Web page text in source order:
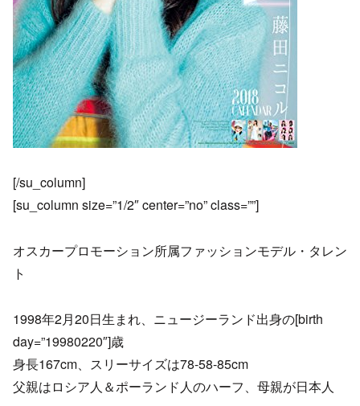
[/su_column]
[su_column size=”1/2″ center=”no” class=””]
オスカープロモーション所属ファッションモデル・タレン
ト
1998年2月20日生まれ、ニュージーランド出身の[birth
day=”19980220″]歳
身長167cm、スリーサイズは78-58-85cm
父親はロシア人＆ポーランド人のハーフ、母親が日本人